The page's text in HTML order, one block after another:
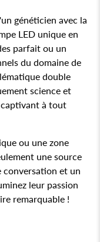
généticien avec la
LED unique en
parfait ou un
du domaine de
double
science et
à tout
ou une zone
une source
conversation et un
leur passion
remarquable !